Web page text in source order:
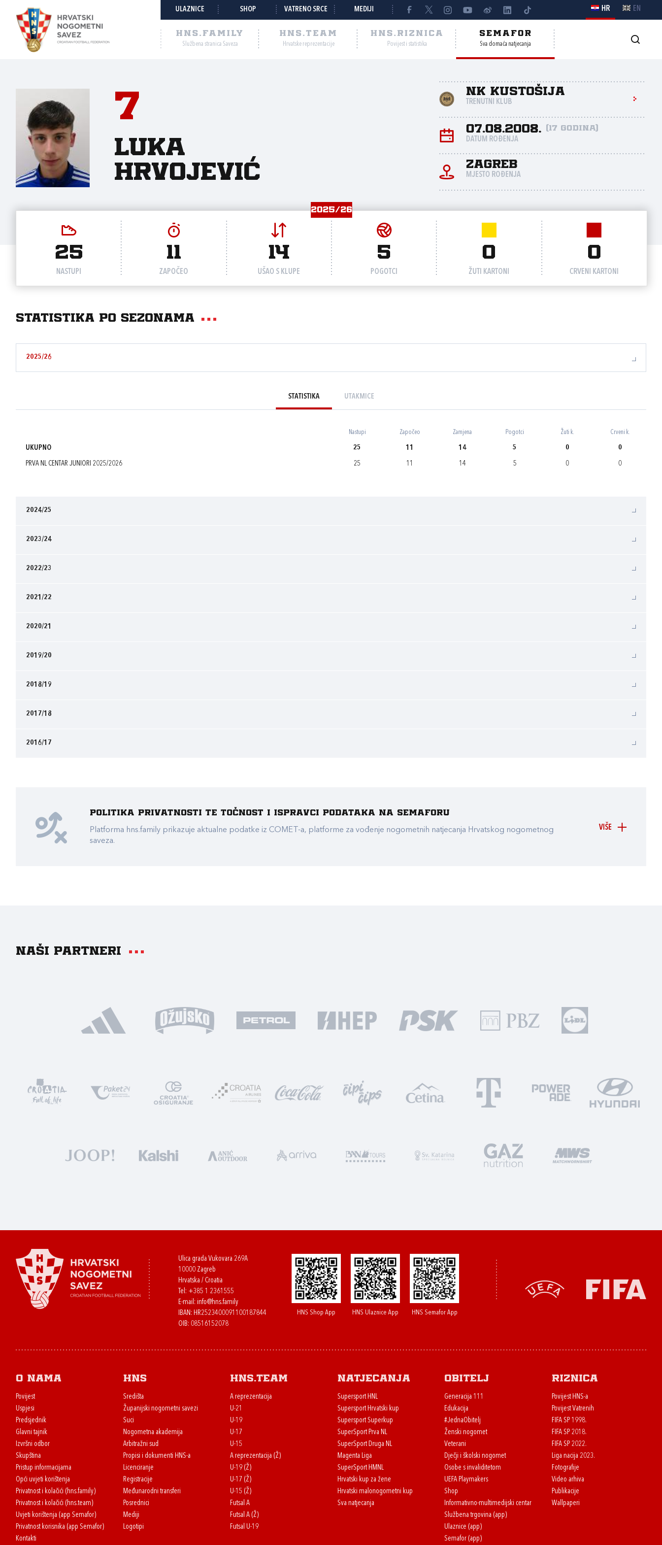
ULAZNICE SHOP VATRENO SRCE MEDIJI HR EN
HNS.FAMILY
Službena stranica Saveza
HNS.TEAM
Hrvatske reprezentacije
HNS.RIZNICA
Povijest i statistika
SEMAFOR
Sva domaća natjecanja
7
Luka
Hrvojević
NK Kustošija
TRENUTNI KLUB
07.08.2008. (17 godina)
DATUM ROĐENJA
Zagreb
MJESTO ROĐENJA
2025/26
25
NASTUPI
11
ZAPOČEO
14
UŠAO S KLUPE
5
POGOTCI
0
ŽUTI KARTONI
0
CRVENI KARTONI
Statistika po sezonama
2025/26
STATISTIKA UTAKMICE
Nastupi Započeo Zamjena Pogotci Žuti k. Crveni k.
UKUPNO 25 11 14 5 0 0
PRVA NL CENTAR JUNIORI 2025/2026 25 11 14 5 0 0
2024/25
2023/24
2022/23
2021/22
2020/21
2019/20
2018/19
2017/18
2016/17
VIŠE
Politika privatnosti te točnost i ispravci podataka na Semaforu
Platforma hns.family prikazuje aktualne podatke iz COMET-a, platforme za vođenje nogometnih natjecanja Hrvatskog nogometnog
saveza.
Naši partneri
Ulica grada Vukovara 269A
10000 Zagreb
Hrvatska / Croatia
Tel: +385 1 2361555
E-mail: info@hns.family
IBAN: HR2523400091100187844
OIB: 08516152078
HNS Shop App HNS Ulaznice App HNS Semafor App
O nama
Povijest
Uspjesi
Predsjednik
Glavni tajnik
Izvršni odbor
Skupština
Pristup informacijama
Opći uvjeti korištenja
Privatnost i kolačići (hns.family)
Privatnost i kolačići (hns.team)
Uvjeti korištenja (app Semafor)
Privatnost korisnika (app Semafor)
Kontakti
HNS
Središta
Županijski nogometni savezi
Suci
Nogometna akademija
Arbitražni sud
Propisi i dokumenti HNS-a
Licenciranje
Registracije
Međunarodni transferi
Posrednici
Mediji
Logotipi
HNS.team
A reprezentacija
U-21
U-19
U-17
U-15
A reprezentacija (Ž)
U-19 (Ž)
U-17 (Ž)
U-15 (Ž)
Futsal A
Futsal A (Ž)
Futsal U-19
Natjecanja
Supersport HNL
Supersport Hrvatski kup
Supersport Superkup
SuperSport Prva NL
SuperSport Druga NL
Magenta Liga
SuperSport HMNL
Hrvatski kup za žene
Hrvatski malonogometni kup
Sva natjecanja
Obitelj
Generacija 111
Edukacija
#JednaObitelj
Ženski nogomet
Veterani
Dječji i školski nogomet
Osobe s invaliditetom
UEFA Playmakers
Shop
Informativno-multimedijski centar
Službena trgovina (app)
Ulaznice (app)
Semafor (app)
Riznica
Povijest HNS-a
Povijest Vatrenih
FIFA SP 1998.
FIFA SP 2018.
FIFA SP 2022.
Liga nacija 2023.
Fotografije
Video arhiva
Publikacije
Wallpaperi